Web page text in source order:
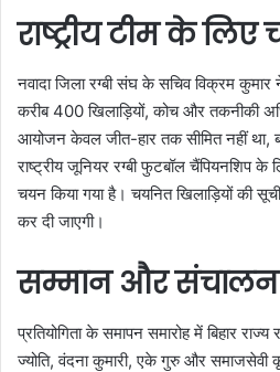
राष्ट्रीय टीम के
नवादा जिला रग्बी संघ के सचिव विक्रम कुमार
करीब 400 खिलाड़ियों, कोच और तकनीकी
आयोजन केवल जीत-हार तक सीमित नहीं था,
राष्ट्रीय जूनियर रग्बी फुटबॉल चैंपियनशिप के
चयन किया गया है। चयनित खिलाड़ियों की
कर दी जाएगी।
सम्मान और संचालन
प्रतियोगिता के समापन समारोह में बिहार
ज्योति, वंदना कुमारी, एके गुरु और समाजसेवी